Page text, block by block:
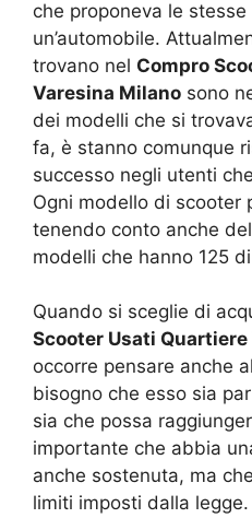
che proponeva le
un’automobile.
trovano nel Compro
Varesina Milano sono
dei modelli che si
fa, è stanno comunque
successo negli utenti
Ogni modello di scooter
tenendo conto anche
modelli che hanno 125
Quando si sceglie di
Scooter Usati
occorre pensare anche
bisogno che esso sia
sia che possa
importante che abbia
anche sostenuta, ma
limiti imposti dalla